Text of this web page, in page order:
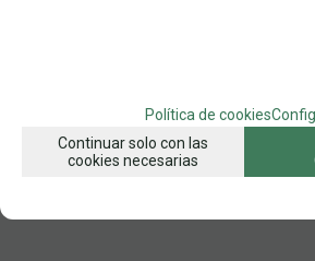
SOLICITAR MÁS INFO
Política de cookies
Continuar solo con las
cookies necesarias